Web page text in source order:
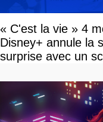
« C'est la vie » 4
Disney+ annule la
surprise avec un